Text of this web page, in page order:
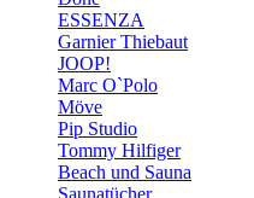
ESSENZA
Garnier Thiebaut
JOOP!
Marc O`Polo
Möve
Pip Studio
Tommy Hilfiger
Beach und Sauna
Saunatücher